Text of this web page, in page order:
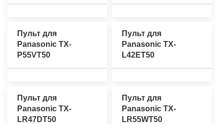
Пульт для
Panasonic TX-
P55VT50
Пульт для
Panasonic TX-
L42ET50
Пульт для
Panasonic TX-
LR47DT50
Пульт для
Panasonic TX-
LR55WT50